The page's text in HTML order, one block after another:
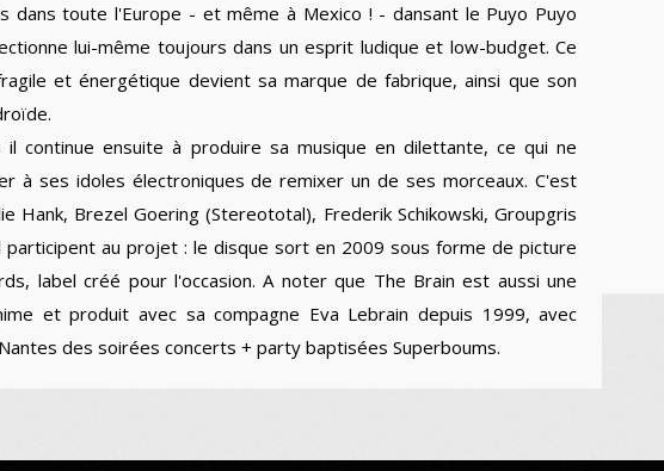
dans toute l'Europe - et même à Mexico ! - dansant le Puyo Puyo
lui-même toujours dans un esprit ludique et low-budget. Ce
et énergétique devient sa marque de fabrique, ainsi que son
il continue ensuite à produire sa musique en dilettante, ce qui ne
à ses idoles électroniques de remixer un de ses morceaux. C'est
Hank, Brezel Goering (Stereototal), Frederik Schikowski, Groupgris
participent au projet : le disque sort en 2009 sous forme de picture
label créé pour l'occasion. A noter que The Brain est aussi une
et produit avec sa compagne Eva Lebrain depuis 1999, avec
des soirées concerts + party baptisées Superboums.